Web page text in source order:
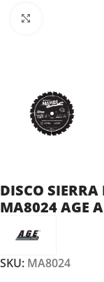
DISCO
MA8024 AGE
SKU: MA8024